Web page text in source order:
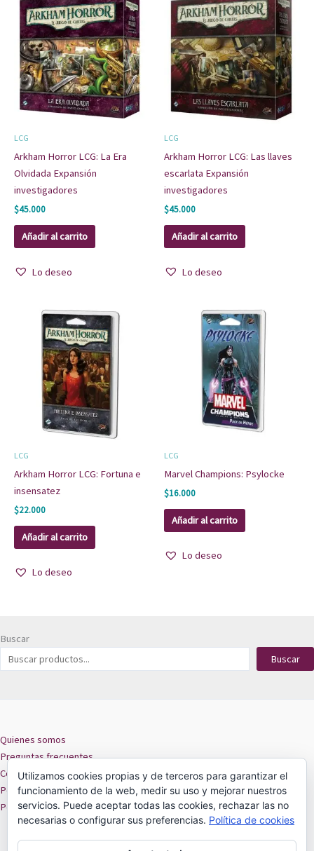
LCG
Arkham Horror LCG: La Era
Olvidada Expansión
investigadores
$45.000
Añadir al carrito
Lo deseo
LCG
Arkham Horror LCG: Las llaves
escarlata Expansión
investigadores
$45.000
Añadir al carrito
Lo deseo
LCG
Arkham Horror LCG: Fortuna e
insensatez
$22.000
Añadir al carrito
Lo deseo
LCG
Marvel Champions: Psylocke
$16.000
Añadir al carrito
Lo deseo
Buscar
Buscar
Quienes somos
Preguntas frecuentes
Contacto
Políticas de privacidad
Políticas de cookies
Utilizamos cookies propias y de terceros para garantizar el
funcionamiento de la web, medir su uso y mejorar nuestros
servicios. Puede aceptar todas las cookies, rechazar las no
necesarias o configurar sus preferencias. Política de cookies